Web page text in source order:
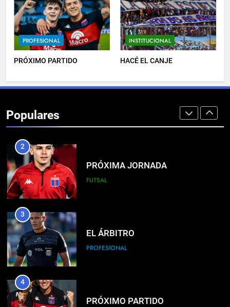
PROFESIONAL
PRÓXIMO PARTIDO
INSTITUCIONAL
HACÉ EL CANJE
Populares
8
DERROTA DE LOCAL
FUTSAL
2
PRÓXIMA JORNADA
FUTSAL
3
EL ÁRBITRO
PROFESIONAL
4
PRÓXIMO PARTIDO